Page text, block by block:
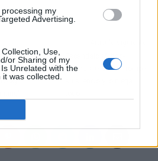
my
Advertising.
Use,
or Sharing of my
Unrelated with the
was collected.
Escándalo Militao-
Vinicius: el central rompe